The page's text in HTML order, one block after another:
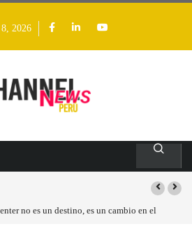
2026
es un destino, es un cambio en el